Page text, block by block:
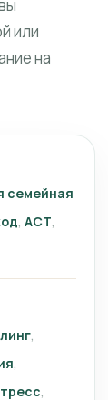
или
на
семейная
ACT